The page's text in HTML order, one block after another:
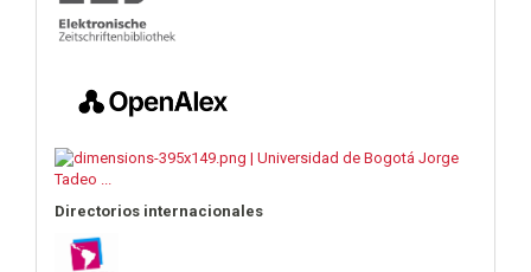
Directorios internacionales